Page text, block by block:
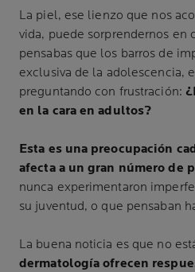
La piel, ese lienzo que nos
vida, puede sorprendernos en
pensabas que los barros de
exclusiva de la adolescencia,
preguntando con frustración:
en la cara en adultos?
Esta es una preocupación
afecta a un gran número de
nunca experimentaron
su juventud, o que pensaban
La buena noticia es que no
dermatología ofrecen